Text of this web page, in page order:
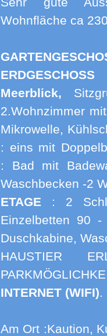
Wohnfläche ca
ERDGESCHOSS
Meerblick,
2.Wohnzimmer
Mikrowelle,
: eins mit
: Bad mit
Waschbecken -2
ETAGE : 2
Einzelbetten 90
Duschkabine,
HAUSTIER
INTERNET (WIFI).
Am Ort :Kaution,